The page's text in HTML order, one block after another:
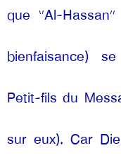
que ‘’Al-
bienfaisance)
Petit-fils du
sur eux). Car